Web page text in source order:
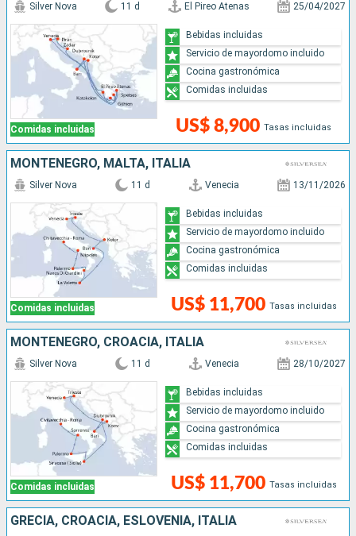
Comidas incluidas
Silver Nova 11 d El Pireo Atenas 25/04/2027
US$ 8,900 Tasas incluidas
Bebidas incluidas
Servicio de mayordomo incluido
Cocina gastronómica
Comidas incluidas
MONTENEGRO, MALTA, ITALIA
Comidas incluidas
Silver Nova 11 d Venecia 13/11/2026
US$ 11,700 Tasas incluidas
Bebidas incluidas
Servicio de mayordomo incluido
Cocina gastronómica
Comidas incluidas
MONTENEGRO, CROACIA, ITALIA
Comidas incluidas
Silver Nova 11 d Venecia 28/10/2027
US$ 11,700 Tasas incluidas
Bebidas incluidas
Servicio de mayordomo incluido
Cocina gastronómica
Comidas incluidas
GRECIA, CROACIA, ESLOVENIA, ITALIA